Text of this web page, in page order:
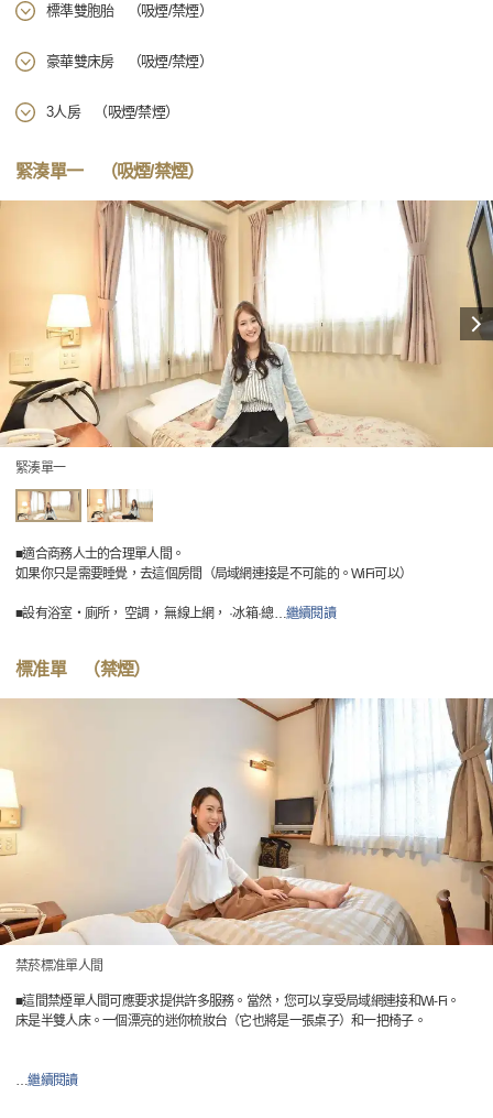
標準雙胞胎 （吸煙/禁煙）
豪華雙床房 （吸煙/禁煙）
3人房 （吸煙/禁煙）
緊湊單一 （吸煙/禁煙）
緊湊單一
■適合商務人士的合理單人間。
如果你只是需要睡覺，去這個房間（局域網連接是不可能的。WiFi可以）
■設有浴室・廁所， 空調， 無線上網， ·冰箱·總…繼續閱讀
標准單 （禁煙）
禁菸標准單人間
■這間禁煙單人間可應要求提供許多服務。當然，您可以享受局域網連接和Wi-Fi。
床是半雙人床。一個漂亮的迷你梳妝台（它也將是一張桌子）和一把椅子。
…繼續閱讀